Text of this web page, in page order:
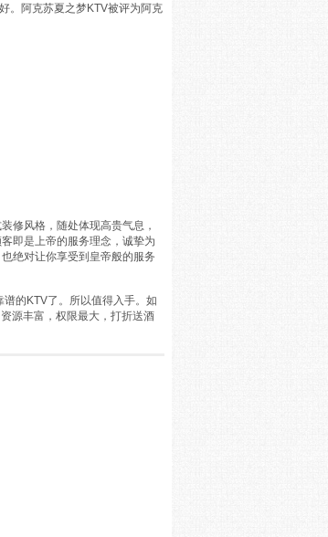
。阿克苏夏之梦KTV被评为阿克
修风格，随处体现高贵气息，
即是上帝的服务理念，诚挚为
绝对让你享受到皇帝般的服务
的KTV了。所以值得入手。如
源丰富，权限最大，打折送酒